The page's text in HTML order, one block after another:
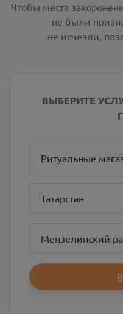
Чтобы места
не были
не исчезли,
ВЫБЕРИТЕ
Ритуальные
Татарстан
Мензелинский